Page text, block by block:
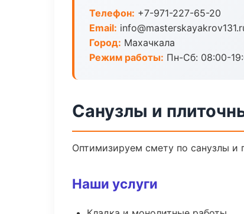
Телефон: +7-971-227-65-20
Email:
Город: Махачкала
Режим работы: Пн-Сб: 08:00-
Санузлы и
Оптимизируем смету по санузлы и
Наши услуги